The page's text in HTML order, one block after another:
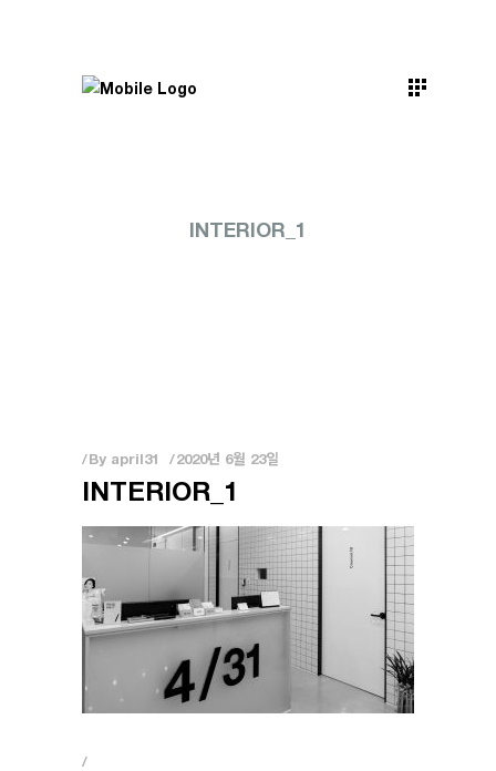
INTERIOR_1
By april31 2020년 6월 23일
INTERIOR_1